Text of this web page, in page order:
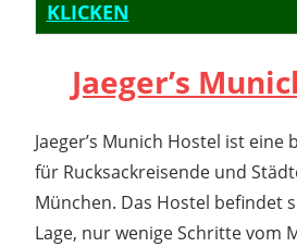
KLICKEN
Jaeger’s
Jaeger’s Munich Hostel ist
für Rucksackreisende und
München. Das Hostel befindet
Lage, nur wenige Schritte vom